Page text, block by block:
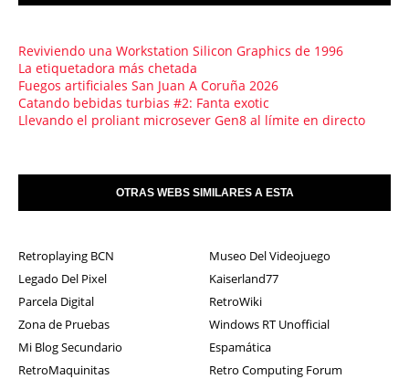
Reviviendo una Workstation Silicon Graphics de 1996
La etiquetadora más chetada
Fuegos artificiales San Juan A Coruña 2026
Catando bebidas turbias #2: Fanta exotic
Llevando el proliant microsever Gen8 al límite en directo
OTRAS WEBS SIMILARES A ESTA
Retroplaying BCN
Museo Del Videojuego
Legado Del Pixel
Kaiserland77
Parcela Digital
RetroWiki
Zona de Pruebas
Windows RT Unofficial
Mi Blog Secundario
Espamática
RetroMaquinitas
Retro Computing Forum